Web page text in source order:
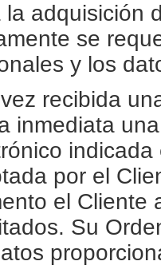
la adquisición
se
y los
recibida
inmediata
por el
el Cliente
Su